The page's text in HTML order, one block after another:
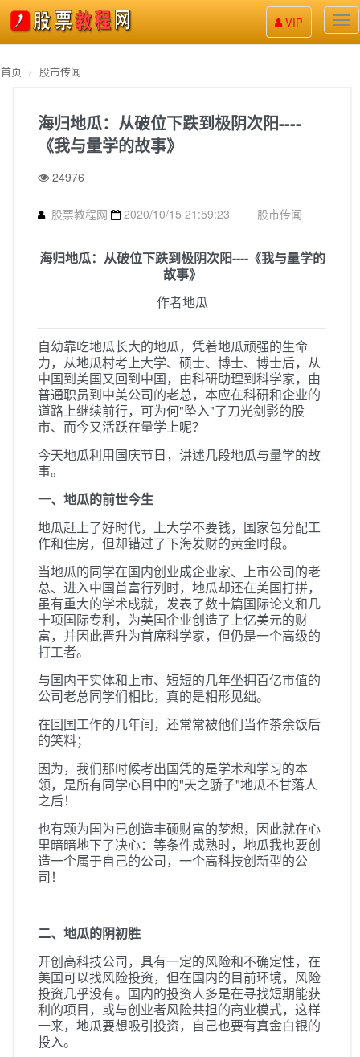
股
票
VIP
首页 股市传闻
海归地瓜：从破位下跌到极阴次阳----
《我与量学的故事》
24976
股票教程网 2020/10/15 21:59:23 股市传闻
海归地瓜：从破位下跌到极阴次阳----《我与量学的
故事》
作者地瓜
自幼靠吃地瓜长大的地瓜，凭着地瓜顽强的生命
力，从地瓜村考上大学、硕士、博士、博士后，从
中国到美国又回到中国，由科研助理到科学家，由
普通职员到中美公司的老总，本应在科研和企业的
道路上继续前行，可为何"坠入"了刀光剑影的股
市、而今又活跃在量学上呢？
今天地瓜利用国庆节日，讲述几段地瓜与量学的故
事。
一、地瓜的前世今生
地瓜赶上了好时代，上大学不要钱，国家包分配工
作和住房，但却错过了下海发财的黄金时段。
当地瓜的同学在国内创业成企业家、上市公司的老
总、进入中国首富行列时，地瓜却还在美国打拼，
虽有重大的学术成就，发表了数十篇国际论文和几
十项国际专利，为美国企业创造了上亿美元的财
富，并因此晋升为首席科学家，但仍是一个高级的
打工者。
与国内干实体和上市、短短的几年坐拥百亿市值的
公司老总同学们相比，真的是相形见绌。
在回国工作的几年间，还常常被他们当作茶余饭后
的笑料；
因为，我们那时候考出国凭的是学术和学习的本
领，是所有同学心目中的"天之骄子"地瓜不甘落人
之后！
也有颗为国为已创造丰硕财富的梦想，因此就在心
里暗暗地下了决心：等条件成熟时，地瓜我也要创
造一个属于自己的公司，一个高科技创新型的公
司！
二、地瓜的阴初胜
开创高科技公司，具有一定的风险和不确定性，在
美国可以找风险投资，但在国内的目前环境，风险
投资几乎没有。国内的投资人多是在寻找短期能获
利的项目，或与创业者风险共担的商业模式，这样
一来，地瓜要想吸引投资，自己也要有真金白银的
投入。